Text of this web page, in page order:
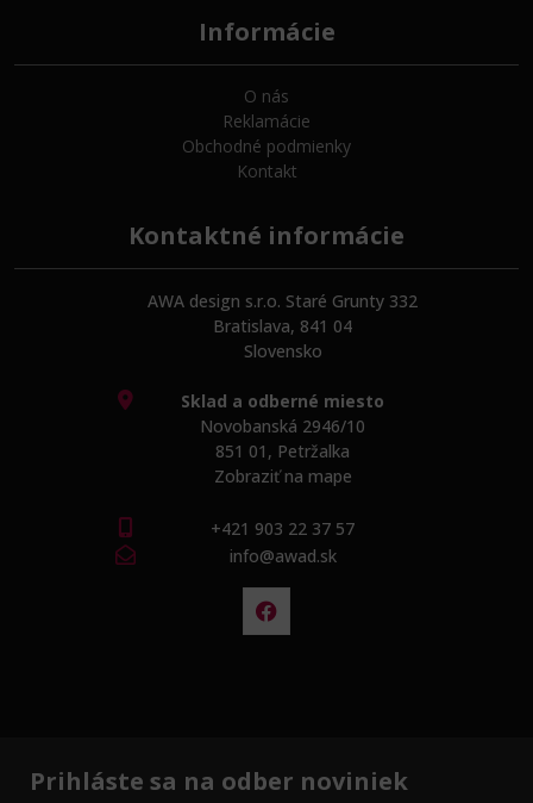
Informácie
O nás
Reklamácie
Obchodné podmienky
Kontakt
Kontaktné informácie
AWA design s.r.o. Staré Grunty 332
Bratislava, 841 04
Slovensko
Sklad a odberné miesto
Novobanská 2946/10
851 01, Petržalka
Zobraziť na mape
+421 903 22 37 57
info@awad.sk
Prihláste sa na odber noviniek